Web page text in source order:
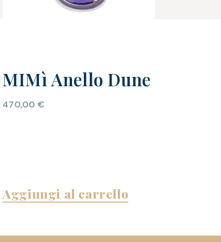
MIMì Anello Dune
470,00 €
Aggiungi al carrello